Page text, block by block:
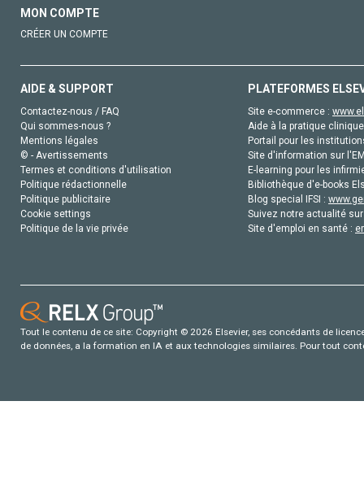
MON COMPTE
CRÉER UN COMPTE
AIDE & SUPPORT
Contactez-nous / FAQ
Qui sommes-nous ?
Mentions légales
© - Avertissements
Termes et conditions d'utilisation
Politique rédactionnelle
Politique publicitaire
Cookie settings
Politique de la vie privée
PLATEFORMES
Site e-commerce :
Aide à la pratique
Portail pour les
Site d'information sur
E-learning pour les
Bibliothèque d'e-books
Blog special IFSI :
Suivez notre actualité
Site d'emploi en santé :
Tout le contenu de ce site: Copyright © 2026 Elsevier, ses concédants de
de données, a la formation en IA et aux technologies similaires. Pour tout